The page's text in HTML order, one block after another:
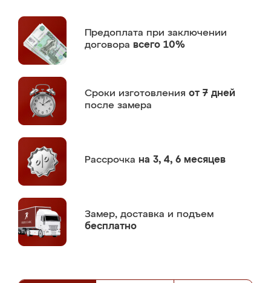
Предоплата при заключении
договора всего 10%
Сроки изготовления от 7 дней
после замера
Рассрочка на 3, 4, 6 месяцев
Замер, доставка и подъем
бесплатно